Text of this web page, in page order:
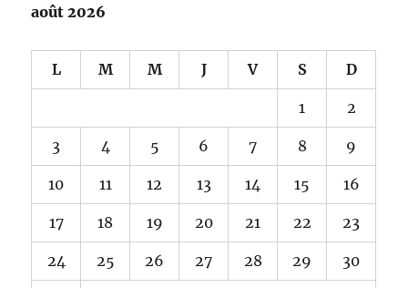
août 2026
L M M J V S D
1 2
3 4 5 6 7 8 9
10 11 12 13 14 15 16
17 18 19 20 21 22 23
24 25 26 27 28 29 30